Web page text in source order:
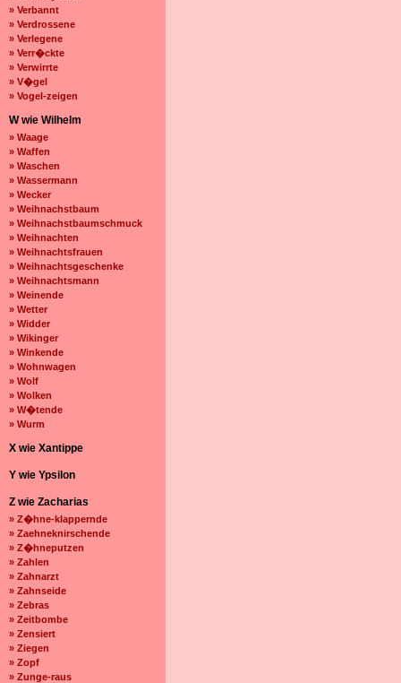
» Verbannt
» Verdrossene
» Verlegene
» Verr�ckte
» Verwirrte
» V�gel
» Vogel-zeigen
W wie Wilhelm
» Waage
» Waffen
» Waschen
» Wassermann
» Wecker
» Weihnachstbaum
» Weihnachstbaumschmuck
» Weihnachten
» Weihnachtsfrauen
» Weihnachtsgeschenke
» Weihnachtsmann
» Weinende
» Wetter
» Widder
» Wikinger
» Winkende
» Wohnwagen
» Wolf
» Wolken
» W�tende
» Wurm
X wie Xantippe
Y wie Ypsilon
Z wie Zacharias
» Z�hne-klappernde
» Zaehneknirschende
» Z�hneputzen
» Zahlen
» Zahnarzt
» Zahnseide
» Zebras
» Zeitbombe
» Zensiert
» Ziegen
» Zopf
» Zunge-raus